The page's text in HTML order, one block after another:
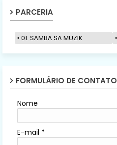
PARCERIA
01. SAMBA SA MUZIK
FORMULÁRIO DE CONTATO
Nome
E-mail *